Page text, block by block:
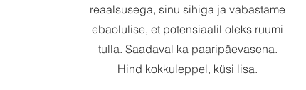
reaalsusega, sinu sihiga ja vabastame
ebaolulise, et potensiaalil oleks ruumi
tulla. Saadaval ka paaripäevasena.
Hind kokkuleppel, küsi lisa.